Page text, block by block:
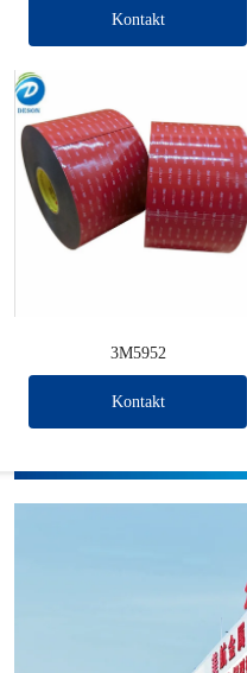
Kontakt
3M5952
Kontakt